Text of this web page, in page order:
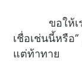
ขอให้เราไ
เชื่อเช่นนี้หรือ
แต่ท้าทาย